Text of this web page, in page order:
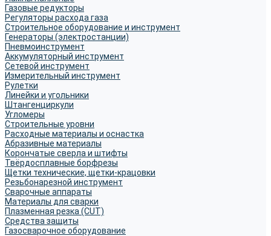
Газовые редукторы
Регуляторы расхода газа
Строительное оборудование и инструмент
Генераторы (электростанции)
Пневмоинструмент
Аккумуляторный инструмент
Сетевой инструмент
Измерительный инструмент
Рулетки
Линейки и угольники
Штангенциркули
Угломеры
Строительные уровни
Расходные материалы и оснастка
Абразивные материалы
Корончатые сверла и штифты
Твёрдосплавные борфрезы
Щетки технические, щетки-крацовки
Резьбонарезной инструмент
Сварочные аппараты
Материалы для сварки
Плазменная резка (CUT)
Средства защиты
Газосварочное оборудование